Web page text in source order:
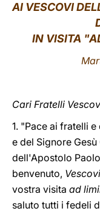
AI VESCOVI
IN VISITA
Cari Fratelli
1. "Pace ai fratelli
e del Signore
dell'Apostolo
benvenuto,
vostra visita ad
saluto tutti i fedeli